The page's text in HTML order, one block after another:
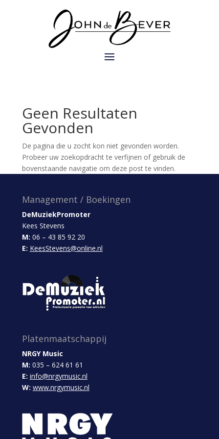
Geen Resultaten
Gevonden
De pagina die u zocht kon niet gevonden worden.
Probeer uw zoekopdracht te verfijnen of gebruik de
bovenstaande navigatie om deze post te vinden.
Management / Boekingen
DeMuziekPromoter
Kees Stevens
M: 06 – 43 85 92 20
E: KeesStevens@online.nl
Platenmaatschappij
NRGY Music
M: 035 – 624 61 61
E: info@nrgymusic.nl
W: www.nrgymusic.nl